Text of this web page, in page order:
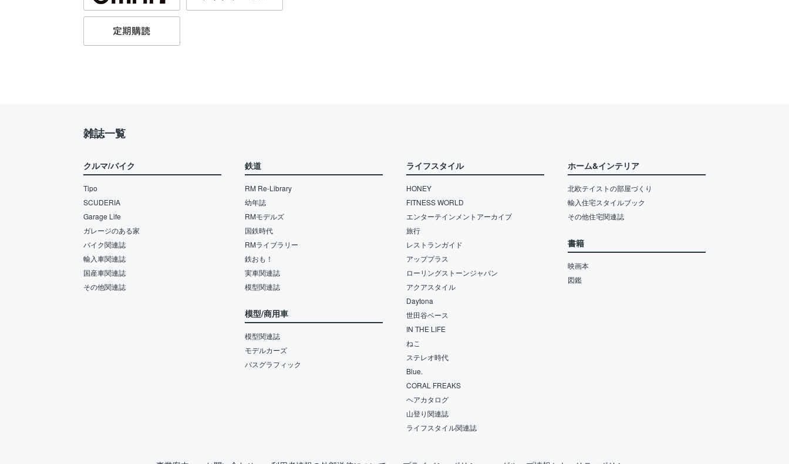
雑誌一覧
クルマ/バイク
Tipo
SCUDERIA
Garage Life
ガレージのある家
バイク関連誌
輸入車関連誌
国産車関連誌
その他関連誌
鉄道
RM Re-Library
幼年誌
RMモデルズ
国鉄時代
RMライブラリー
鉄おも！
実車関連誌
模型関連誌
模型/商用車
模型関連誌
モデルカーズ
バスグラフィック
ライフスタイル
HONEY
FITNESS WORLD
エンターテインメントアーカイブ
旅行
レストランガイド
アッププラス
ローリングストーンジャパン
アクアスタイル
Daytona
世田谷ベース
IN THE LIFE
ねこ
ステレオ時代
Blue.
CORAL FREAKS
ヘアカタログ
山登り関連誌
ライフスタイル関連誌
ホーム&インテリア
北欧テイストの部屋づくり
輸入住宅スタイルブック
その他住宅関連誌
書籍
映画本
図鑑